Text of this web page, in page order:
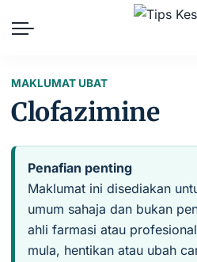
MAKLUMAT UBAT
Clofazimine
Penafian penting
Maklumat ini disediakan
umum sahaja dan bukan
ahli farmasi atau
mula, hentikan atau ubah